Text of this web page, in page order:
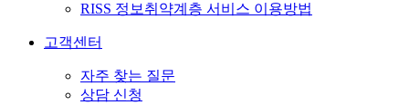
RISS 정보취약계층 서비스 이용방법
고객센터
자주 찾는 질문
상담 신청